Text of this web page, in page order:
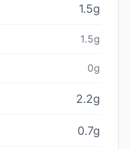
1.5g
1.5g
0g
2.2g
0.7g